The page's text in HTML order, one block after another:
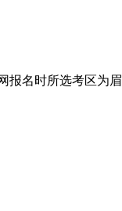
报名时所选考区为眉